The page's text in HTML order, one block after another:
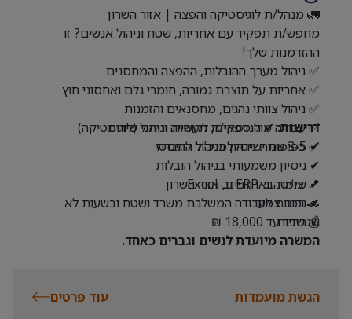
🚛 מנהל/ת לוגיסטיקה והפצה | אזור השרון
מחפש/ת תפקיד עם אחריות, שטח וניהול אנשים? זו
ההזדמנות שלך!
✅ ניהול מערך ההובלות, ההפצה והמחסנים
✅ אחריות על תוצרת גמורה, חומרי גלם ואחסוני חוץ
✅ ניהול צוותי נהגים, מחסנאים והזמנות
✅ עבודה מול ספקים, לקוחות ונותני שירות
✅ כפיפות ישירה למנכ”ל החברה
דרישות:✔ הנדסאי/ת תעשייה וניהול (לוגיסטיקה)
✔ 3-5 שנות ניסיון בניהול לוגיסטי
✔ ניסיון משמעותי בניהול הובלות
✔ שליטה ב-ERP וב-Excel
✔ נכונות לעבודה המשלבת משרד ושטח ובשעות לא
שגרתיות
📍 צומת בארותיים, אזור השרון
🚗 רכב צמוד
💰 שכר עד 18,000 ₪
המשרה מיועדת לנשים וגברים כאחד.
הגשת מועמדות עוד פרטים